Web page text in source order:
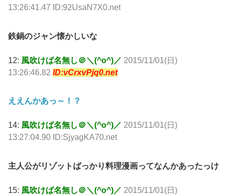
13:26:41.47 ID:92UsaN7X0.net
鉄鍋のジャン懐かしいな
12: 風吹けば名無し＠＼(^o^)／ 2015/11/01(日)
13:26:46.82 ID:vCrxvPjq0.net
ええんかあっ～！？
14: 風吹けば名無し＠＼(^o^)／ 2015/11/01(日)
13:27:04.90 ID:SjyagKA70.net
主人公がリゾットばっかり料理漫画ってなんかあったっけ
15: 風吹けば名無し＠＼(^o^)／ 2015/11/01(日)